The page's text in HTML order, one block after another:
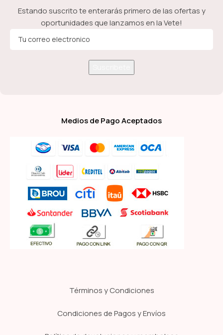
Estando suscrito te enterarás primero de las ofertas y
oportunidades que lanzamos en la Vete!
Medios de Pago Aceptados
Términos y Condiciones
Condiciones de Pagos y Envíos